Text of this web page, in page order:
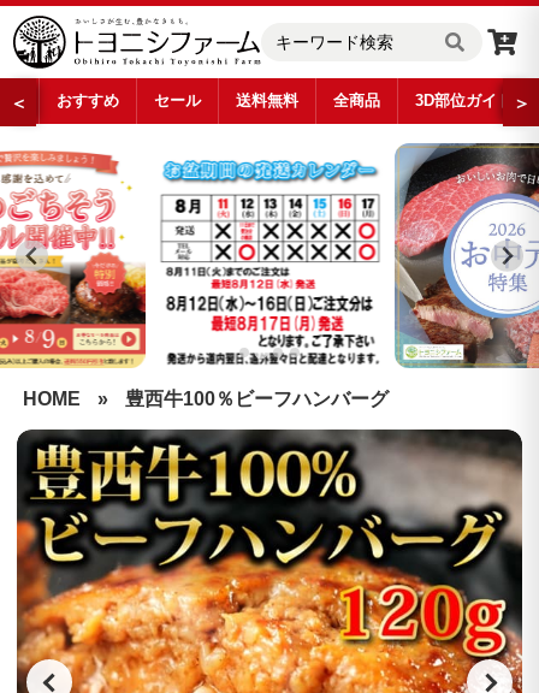
＜ おすすめ セール 送料無料 全商品 3D部位ガイド ＞
HOME » 豊西牛100％ビーフハンバーグ